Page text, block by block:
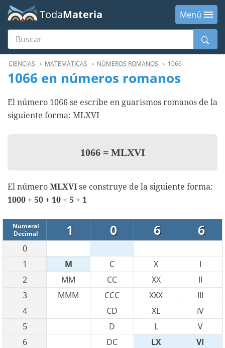
TodaMateria
Menú
Buscar
MenúCIENCIAS MATEMÁTICAS NÚMEROS ROMANOS 1066
1066 en números romanos
El número 1066 se escribe en guarismos romanos de la
siguiente forma: MLXVI
1066 =MLXVI
El número MLXVI se construye de la siguiente forma:
1000 + 50 + 10 + 5 + 1
Numeral
Decimal
1 0 6 6
0
1
M C X
I
2
MM CC XX
II
3
MMM CCC XXX
III
4
CD XL
IV
5
D L
V
6
DC LX
VI